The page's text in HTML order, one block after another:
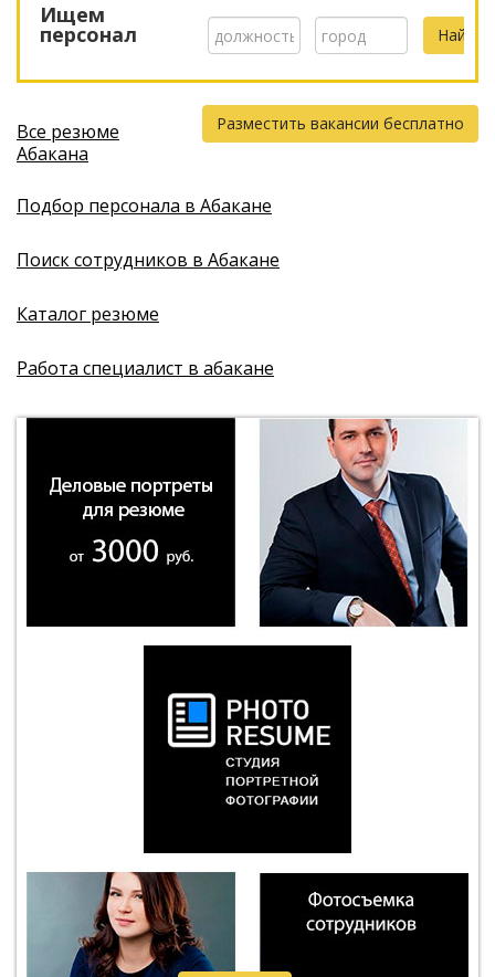
Ищем
персонал
Разместить вакансии бесплатно
Все резюме
Абакана
Подбор персонала в Абакане
Поиск сотрудников в Абакане
Каталог резюме
Работа специалист в абакане